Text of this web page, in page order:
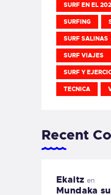
SURF EN EL
SURFING
SURF SALINAS
SURF VIAJES
SURF Y
TECNICA
Recent
Ekaitz en
Mundaka